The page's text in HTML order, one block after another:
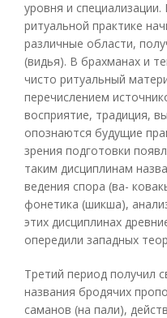
уровня и
ритуальной практике
различные области,
(видья). В брахманах и
чисто ритуальный
перечислением
восприятие, традиция,
опознаются будущие
зрения подготовки
таким дисциплинам
ведения спора (ва-
фонетика (шикша),
этих дисциплинах
опередили западных
Третий период получил
названия бродячих
саманов (на пали),